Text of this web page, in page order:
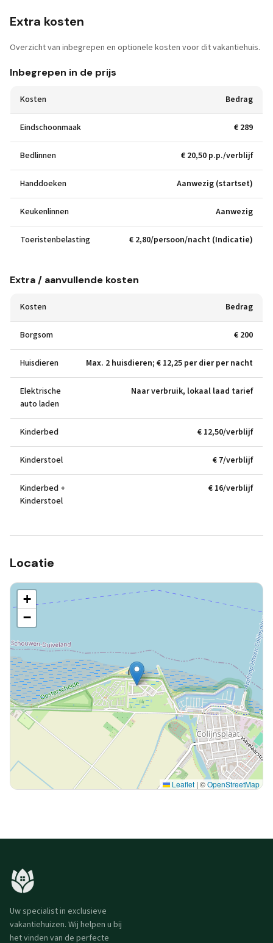
Extra kosten
Overzicht van inbegrepen en optionele kosten voor dit vakantiehuis.
Inbegrepen in de prijs
Kosten Bedrag
Eindschoonmaak € 289
Bedlinnen € 20,50 p.p./verblijf
Handdoeken Aanwezig (startset)
Keukenlinnen Aanwezig
Toeristenbelasting € 2,80/persoon/nacht (Indicatie)
Extra / aanvullende kosten
Kosten Bedrag
Borgsom € 200
Huisdieren Max. 2 huisdieren; € 12,25 per dier per nacht
Elektrische
auto laden
Naar verbruik, lokaal laad tarief
Kinderbed € 12,50/verblijf
Kinderstoel € 7/verblijf
Kinderbed +
Kinderstoel
€ 16/verblijf
Locatie
+
−
Leaflet | ©OpenStreetMap
Uw specialist in exclusieve
vakantiehuizen. Wij helpen u bij
het vinden van de perfecte